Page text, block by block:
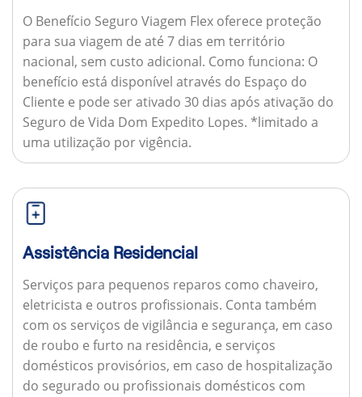
O Benefício Seguro Viagem Flex oferece proteção
para sua viagem de até 7 dias em território
nacional, sem custo adicional. Como funciona: O
benefício está disponível através do Espaço do
Cliente e pode ser ativado 30 dias após ativação do
Seguro de Vida Dom Expedito Lopes. *limitado a
uma utilização por vigência.
Assistência Residencial
Serviços para pequenos reparos como chaveiro,
eletricista e outros profissionais. Conta também
com os serviços de vigilância e segurança, em caso
de roubo e furto na residência, e serviços
domésticos provisórios, em caso de hospitalização
do segurado ou profissionais domésticos com